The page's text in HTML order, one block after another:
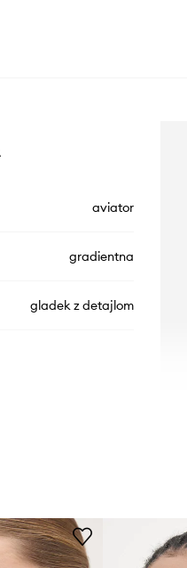
aviator
gradientna
gladek z detajlom